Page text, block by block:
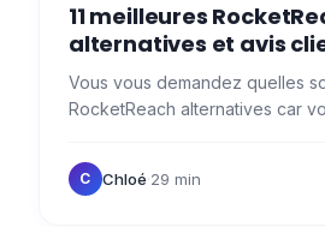
11 meilleures
alternatives et avis
Vous vous demandez quelles
RocketReach alternatives car
prospection ? 🤔 On vous…
C Chloé·29 min